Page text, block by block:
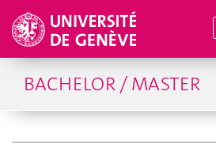
BACHELOR / MASTER